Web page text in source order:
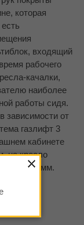
которая
входящий
рабочего
качалки,
наиболее
работы сидя.
зависимости от
газлифт 3
кабинете
на кресло
D – 11 мм.